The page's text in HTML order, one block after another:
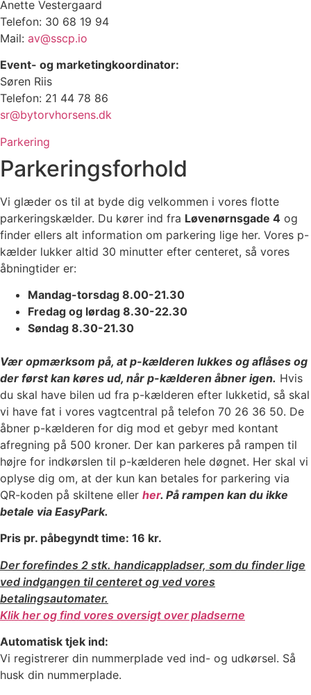
Anette Vestergaard
Telefon: 30 68 19 94
Mail: av@sscp.io
Event- og marketingkoordinator:
Søren Riis
Telefon: 21 44 78 86
sr@bytorvhorsens.dk
Parkering
Parkeringsforhold
Vi glæder os til at byde dig velkommen i vores flotte
parkeringskælder. Du kører ind fra Løvenørnsgade 4 og
finder ellers alt information om parkering lige her. Vores p-
kælder lukker altid 30 minutter efter centeret, så vores
åbningtider er:
Mandag-torsdag 8.00-21.30
Fredag og lørdag 8.30-22.30
Søndag 8.30-21.30
Vær opmærksom på, at p-kælderen lukkes og aflåses og
der først kan køres ud, når p-kælderen åbner igen. Hvis
du skal have bilen ud fra p-kælderen efter lukketid, så skal
vi have fat i vores vagtcentral på telefon 70 26 36 50. De
åbner p-kælderen for dig mod et gebyr med kontant
afregning på 500 kroner. Der kan parkeres på rampen til
højre for indkørslen til p-kælderen hele døgnet. Her skal vi
oplyse dig om, at der kun kan betales for parkering via
QR-koden på skiltene eller her. På rampen kan du ikke
betale via EasyPark.
Pris pr. påbegyndt time: 16 kr.
Der forefindes 2 stk. handicappladser, som du finder lige
ved indgangen til centeret og ved vores
betalingsautomater.
Klik her og find vores oversigt over pladserne
Automatisk tjek ind:
Vi registrerer din nummerplade ved ind- og udkørsel. Så
husk din nummerplade.